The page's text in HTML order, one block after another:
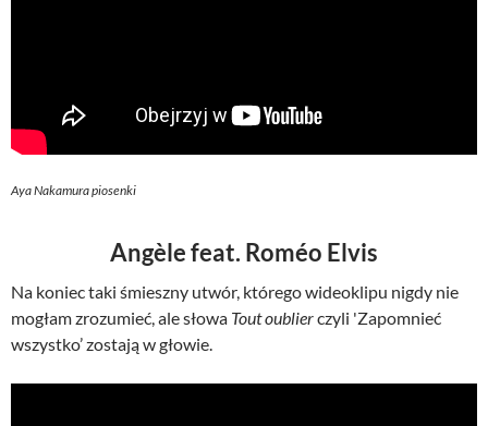
Aya Nakamura piosenki
Angèle feat. Roméo Elvis
Na koniec taki śmieszny utwór, którego wideoklipu nigdy nie
mogłam zrozumieć, ale słowa Tout oublierczyli 'Zapomnieć
wszystko’ zostają w głowie.